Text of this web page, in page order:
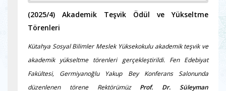
(2025/4) Akademik Teşvik Ödül ve Yükseltme
Törenleri
Kütahya Sosyal Bilimler Meslek Yüksekokulu akademik teşvik ve
akademik yükseltme törenleri gerçekleştirildi. Fen Edebiyat
Fakültesi, Germiyanoğlu Yakup Bey Konferans Salonunda
düzenlenen törene RektörümüzProf. Dr. Süleyman